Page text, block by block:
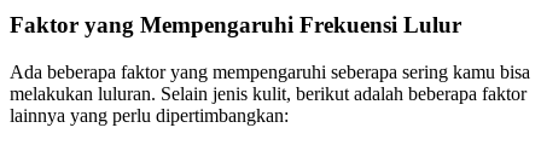
Faktor yang Mempengaruhi Frekuensi Lulur
Ada beberapa faktor yang mempengaruhi seberapa sering kamu bisa
melakukan luluran. Selain jenis kulit, berikut adalah beberapa faktor
lainnya yang perlu dipertimbangkan: